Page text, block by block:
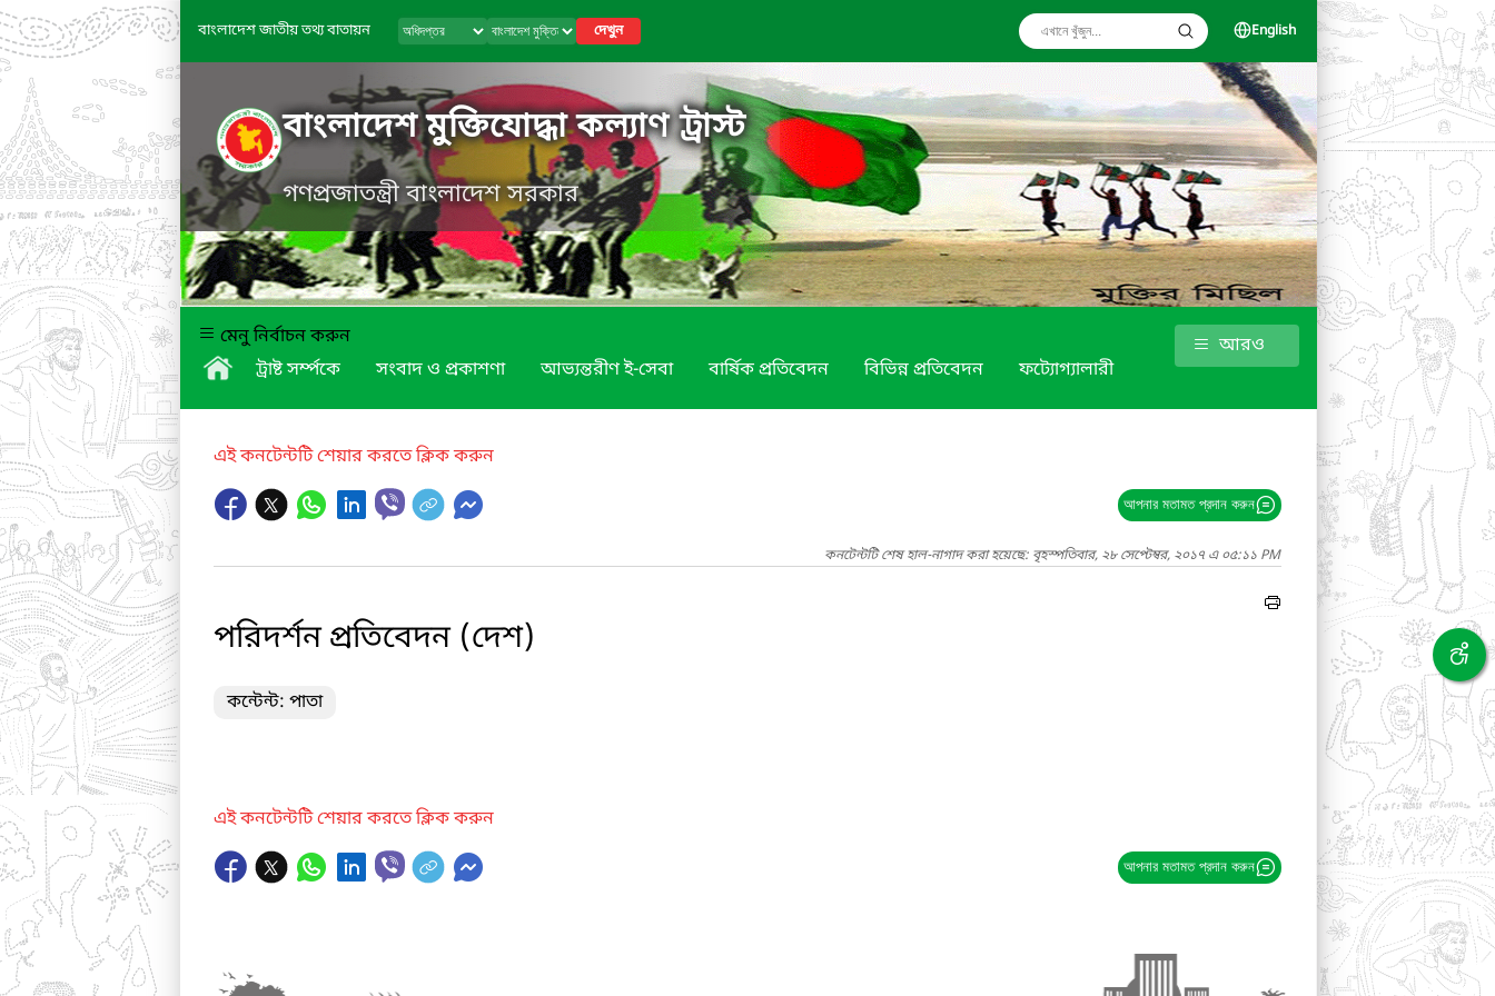
বাংলাদেশ জাতীয় তথ্য বাতায়ন দেখুন English
বাংলাদেশ মুক্তিযোদ্ধা কল্যাণ ট্রাস্ট
গণপ্রজাতন্ত্রী বাংলাদেশ সরকার
মেনু নির্বাচন করুন
ট্রাষ্ট সর্ম্পকে
সংবাদ ও প্রকাশণা আভ্যন্তরীণ ই-সেবা বার্ষিক প্রতিবেদন বিভিন্ন প্রতিবেদন ফট্যোগ্যালারী
আরও
এই কনটেন্টটি শেয়ার করতে ক্লিক করুন
আপনার মতামত প্রদান করুন
কনটেন্টটি শেষ হাল-নাগাদ করা হয়েছে: বৃহস্পতিবার, ২৮ সেপ্টেম্বর, ২০১৭ এ ০৫:১১ PM
পরিদর্শন প্রতিবেদন (দেশ)
কন্টেন্ট: পাতা
এই কনটেন্টটি শেয়ার করতে ক্লিক করুন
আপনার মতামত প্রদান করুন